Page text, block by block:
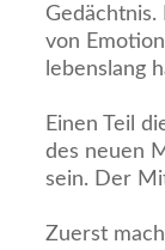
von
lebenslang
Einen Teil
des neuen
sein. Der
Zuerst